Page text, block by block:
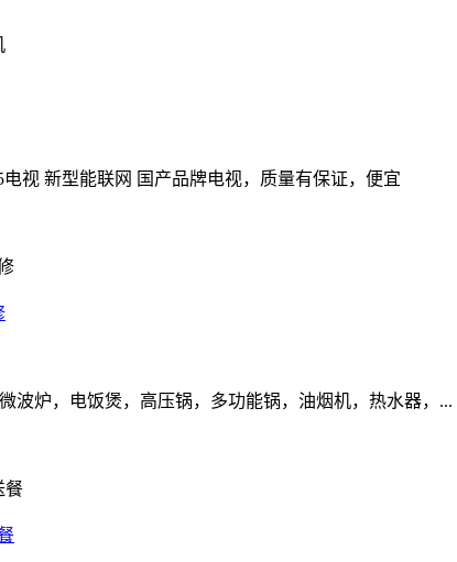
视 新型能联网 国产品牌电视，质量有保证，便宜
波炉，电饭煲，高压锅，多功能锅，油烟机，热水器，...